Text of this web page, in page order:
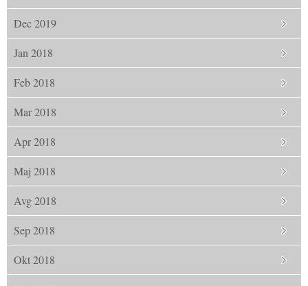
Dec 2019
Jan 2018
Feb 2018
Mar 2018
Apr 2018
Maj 2018
Avg 2018
Sep 2018
Okt 2018